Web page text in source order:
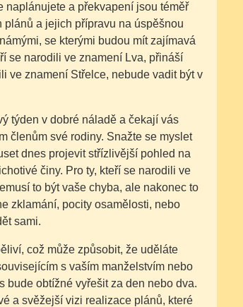
naplánujete a překvapení jsou téměř
a jejich přípravu na úspěšnou
se kterými budou mít zajímavá
se narodili ve znamení Lva, přináší
ve znamení Střelce, nebude vadit být v
týden v dobré náladě a čekají vás
členům své rodiny. Snažte se myslet
dnes projevit střízlivější pohled na
činy. Pro ty, kteří se narodili ve
to být vaše chyba, ale nakonec to
zklamání, pocity osamělosti, nebo
sami.
což může způsobit, že uděláte
s vaším manželstvím nebo
bude obtížné vyřešit za den nebo dva.
a svěžejší vizi realizace plánů, které